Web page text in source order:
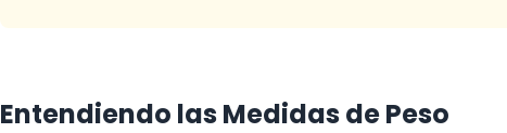
Entendiendo las Medidas de Peso